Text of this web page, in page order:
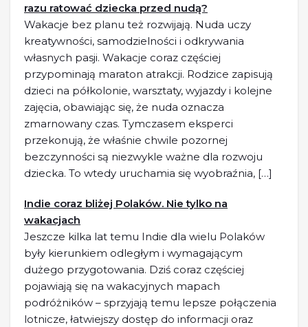
razu ratować dziecka przed nudą?
Wakacje bez planu też rozwijają. Nuda uczy
kreatywności, samodzielności i odkrywania
własnych pasji. Wakacje coraz częściej
przypominają maraton atrakcji. Rodzice zapisują
dzieci na półkolonie, warsztaty, wyjazdy i kolejne
zajęcia, obawiając się, że nuda oznacza
zmarnowany czas. Tymczasem eksperci
przekonują, że właśnie chwile pozornej
bezczynności są niezwykle ważne dla rozwoju
dziecka. To wtedy uruchamia się wyobraźnia, […]
Indie coraz bliżej Polaków. Nie tylko na
wakacjach
Jeszcze kilka lat temu Indie dla wielu Polaków
były kierunkiem odległym i wymagającym
dużego przygotowania. Dziś coraz częściej
pojawiają się na wakacyjnych mapach
podróżników – sprzyjają temu lepsze połączenia
lotnicze, łatwiejszy dostęp do informacji oraz